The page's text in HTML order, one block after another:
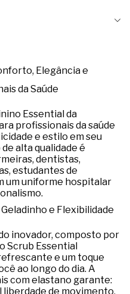
Elegância e
da Saúde
Essential da
profissionais da saúde
e estilo em seu
alta qualidade é
dentistas,
estudantes de
um uniforme hospitalar
e Flexibilidade
inovador, composto por
Scrub Essential
e um toque
ao longo do dia. A
com elastano garante:
liberdade de movimento,